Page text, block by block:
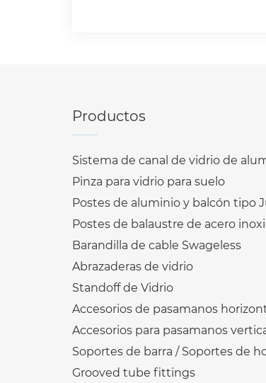
Productos
Sistema de canal de vidrio de
Pinza para vidrio para suelo
Postes de aluminio y balcón tipo
Postes de balaustre de acero
Barandilla de cable Swageless
Abrazaderas de vidrio
Standoff de Vidrio
Accesorios de pasamanos
Accesorios para pasamanos
Soportes de barra / Soportes de
Grooved tube fittings